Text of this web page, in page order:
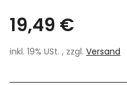
19,49 €
inkl. 19% USt. , zzgl. Versand